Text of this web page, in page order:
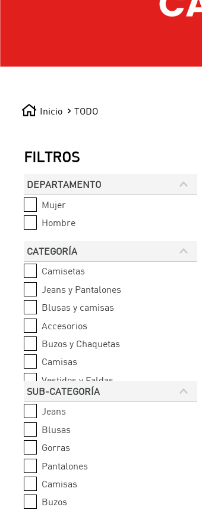
TODO
FILTROS
DEPARTAMENTO
Mujer
Hombre
CATEGORÍA
Camisetas
Jeans y Pantalones
Blusas y camisas
Accesorios
Buzos y Chaquetas
Camisas
Vestidos y Faldas
Bermudas
Chalecos y Kimonos
Sudaderas y Joggers
SUB-CATEGORÍA
Jeans
Blusas
Gorras
Pantalones
Camisas
Buzos